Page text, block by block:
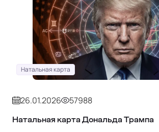
Натальная карта
26.01.2026 57988
Натальная карта Дональда Трампа